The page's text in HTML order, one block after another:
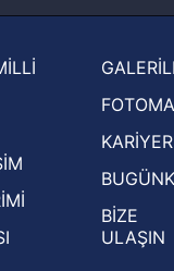
3. Ön
belli oldu!
KARİYER
BİZE
ULAŞIN